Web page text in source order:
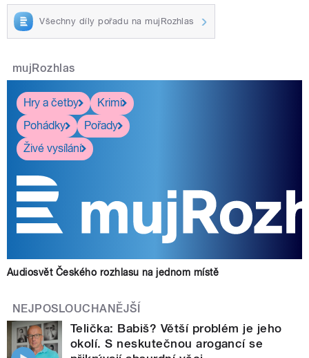
Všechny díly pořadu na mujRozhlas
mujRozhlas
Hry a četby
Krimi
Pohádky
Pořady
Živé vysílání
Audiosvět Českého rozhlasu na jednom místě
NEJPOSLOUCHANĚJŠÍ
Telička: Babiš? Větší problém je jeho
okolí. S neskutečnou arogancí se